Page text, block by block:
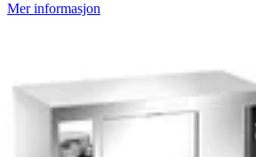
Mer informasjon